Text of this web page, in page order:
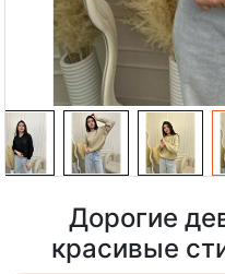
Дорогие
красивые